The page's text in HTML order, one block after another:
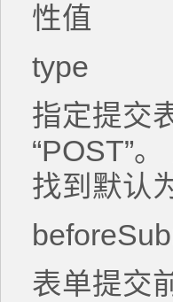
性值
type
指定提交
“POST”
找到默认
表单提交